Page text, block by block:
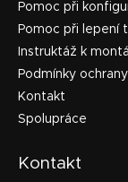
Pomoc při
Pomoc při lepení
Instruktáž k
Podmínky
Kontakt
Spolupráce
Kontakt